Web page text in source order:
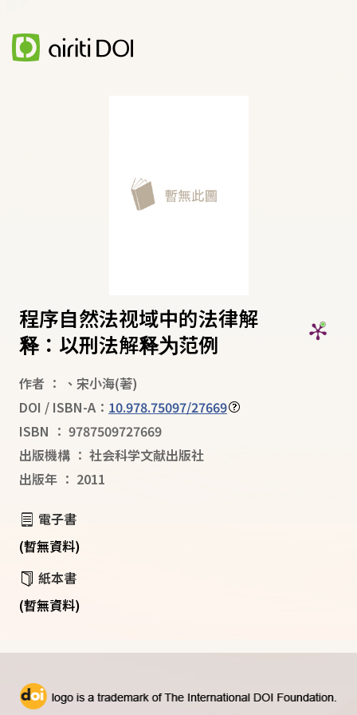
程序自然法视域中的法律解
释：以刑法解释为范例
作者 ： 、 宋小海(著)
DOI / ISBN-A： 10.978.75097/27669
ISBN ： 9787509727669
出版機構 ： 社会科学文献出版社
出版年 ： 2011
電子書
(暫無資料)
紙本書
(暫無資料)